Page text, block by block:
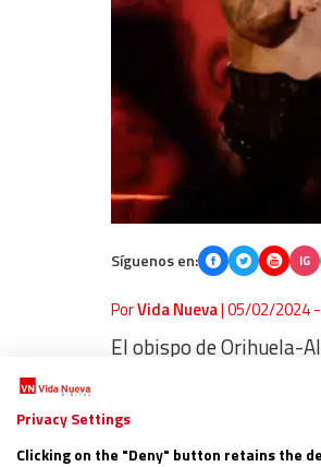
Síguenos en: IG
PorVida Nueva|05/02/2024
El obispo de Orihuela-
este fin de semana
crisis cultural” en
dignidad de la
Privacy Settings
Clicking on the "Deny" button retains the